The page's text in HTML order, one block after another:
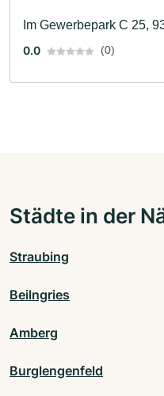
Im Gewerbepark C 25,
0.0
(0)
Städte in der
Straubing
Beilngries
Amberg
Burglengenfeld